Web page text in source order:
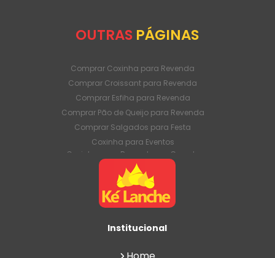
OUTRAS PÁGINAS
Comprar Coxinha para Revenda
Comprar Croissant para Revenda
Comprar Esfiha para Revenda
Comprar Pão de Queijo para Revenda
Comprar Salgados para Festa
Coxinha para Eventos
Coxinha para Revenda em Grande
Quantidade
Coxinha para Venda Direto da Fábrica
Coxinha para Venda em Atacado
Croissant para Revenda em Grande
Croissant para Venda Direto da Fábrica
Institucional